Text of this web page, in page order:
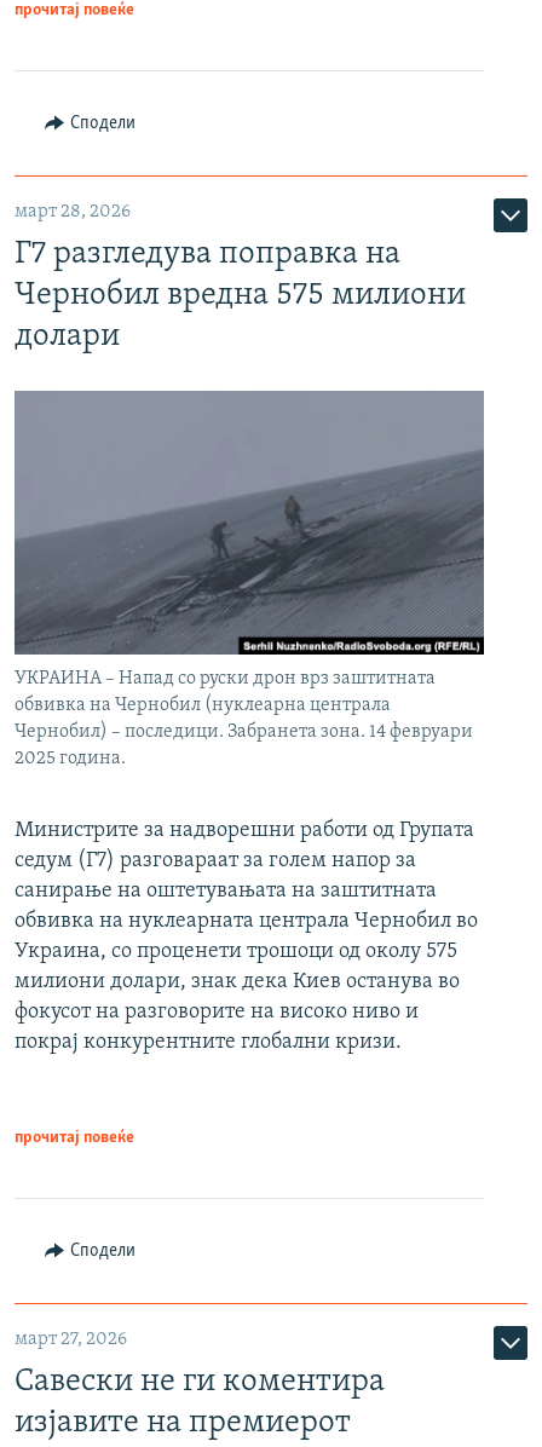
прочитај повеќе
Сподели
март 28, 2026
Г7 разгледува поправка на
Чернобил вредна 575 милиони
долари
УКРАИНА – Напад со руски дрон врз заштитната
обвивка на Чернобил (нуклеарна централа
Чернобил) – последици. Забранета зона. 14 февруари
2025 година.
Министрите за надворешни работи од Групата
седум (Г7) разговараат за голем напор за
санирање на оштетувањата на заштитната
обвивка на нуклеарната централа Чернобил во
Украина, со проценети трошоци од околу 575
милиони долари, знак дека Киев останува во
фокусот на разговорите на високо ниво и
покрај конкурентните глобални кризи.
прочитај повеќе
Сподели
март 27, 2026
Савески не ги коментира
изјавите на премиерот